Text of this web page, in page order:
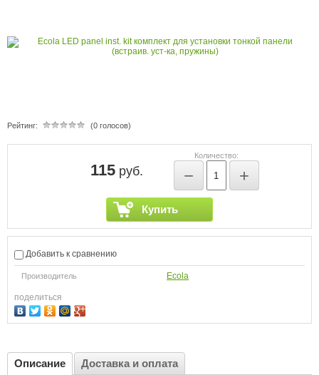
Рейтинг: (0 голосов)
115 руб.
Количество:
− +
Купить
Добавить к сравнению
Производитель Ecola
поделиться
Описание Доставка и оплата